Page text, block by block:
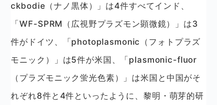
ckbodie（ナノ黒体）」は4件すべてインド、
「WF-SPRM（広視野プラズモン顕微鏡）」は3
件がドイツ、「photoplasmonic（フォトプラズ
モニック）」は5件が米国、「plasmonic-fluor
（プラズモニック蛍光色素）」は米国と中国がそ
れぞれ8件と4件といったように、黎明・萌芽的研